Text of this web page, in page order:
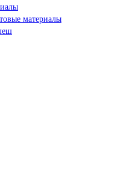
материалы